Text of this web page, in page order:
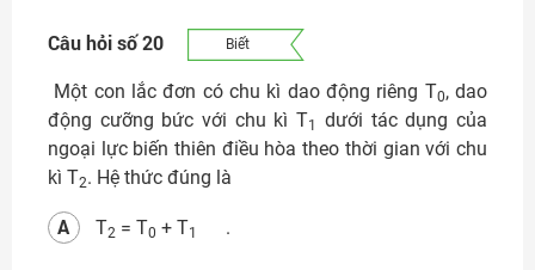
Câu hỏi số 20 Biết
Một con lắc đơn có chu kì dao động riêng T0, dao
động cưỡng bức với chu kì T1
dưới tác dụng của
ngoại lực biến thiên điều hòa theo thời gian với chu
kì T2. Hệ thức đúng là
T2 = T0 + T1 .
A